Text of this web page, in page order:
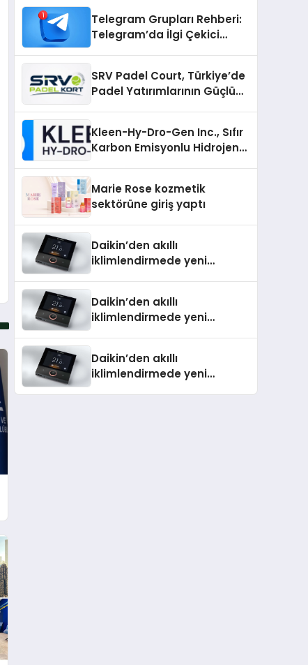
Telegram Grupları Rehberi:
Telegram’da İlgi Çekici
SRV Padel Court, Türkiye’de
Padel Yatırımlarının Güçlü
Kleen-Hy-Dro-Gen Inc., Sıfır
Karbon Emisyonlu Hidrojen
Aldı
Marie Rose kozmetik
sektörüne giriş yaptı
Daikin’den akıllı
iklimlendirmede yeni
Daikin’den akıllı
iklimlendirmede yeni
Daikin’den akıllı
iklimlendirmede yeni